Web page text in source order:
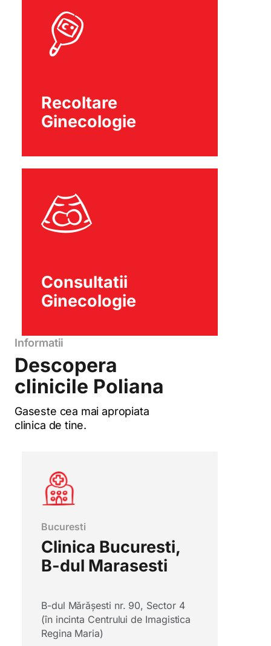
Recoltare
Ginecologie
Consultatii
Ginecologie
Informatii
Descopera
clinicile Poliana
Gaseste cea mai apropiata
clinica de tine.
Bucuresti
Clinica Bucuresti,
B-dul Marasesti
B-dul Mărășesti nr. 90, Sector 4
(în incinta Centrului de Imagistica
Regina Maria)